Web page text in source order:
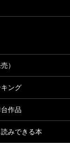
）
ング
作品
みできる本